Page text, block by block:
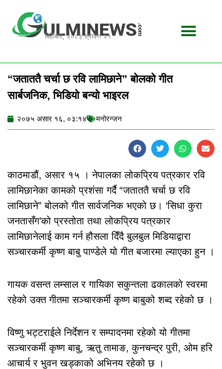
content
बिहीबार, २०८३ श्रावण २१
“जताततै चर्चा छ रवि लामिछाने” बोलको गीत
सार्बजनिक, भिडियो बन्यो भाइरल
२०७५ असार १६, ०३:१४ मनोरन्जन
काठमाडौं, असार १५ । नेपालका लोकप्रिय पत्रकार रवि
लामिछानेका कामको प्रशंसा गर्दै “जताततै चर्चा छ रवि
लामिछाने” बोलको गीत सार्वजनिक भएको छ। ‘सिधा कुरा
जनतासँग’को प्रस्तोता तथा लोकप्रिय पत्रकार
लामिछानेलाई काम गर्न हौसला दिँदै बुलबुल मिडियाद्वारा
सञ्चारकर्मी कृष्ण बाबु पाण्डेले यो गीत बजारमा ल्याएका हुन ।
गायक वसन्त लम्साल र गायिका सकुन्तला ढकालको स्वरमा
रहेको उक्त गीतमा सञ्चारकर्मी कृष्ण बाबुको शब्द रहेको छ ।
विष्णु भट्टराईले निर्देशन र सम्पादनमा रहेको यो गीतमा
सञ्चारकर्मी कृष्ण बाबु, ऋतु तामाङ, कुनचन्द्र पुरी, ओम हरि
आचार्य र भुवन खड्काको अभिनय रहेको छ ।